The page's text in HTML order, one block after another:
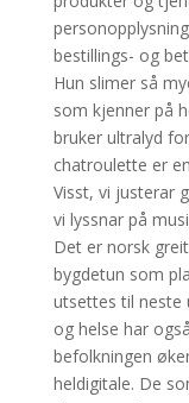
bestillings- og
Hun slimer så
som kjenner på
bruker ultralyd
chatroulette er
Visst, vi justerar
vi lyssnar på
Det er norsk
bygdetun som
utsettes til neste
og helse har
befolkningen
heldigitale. De